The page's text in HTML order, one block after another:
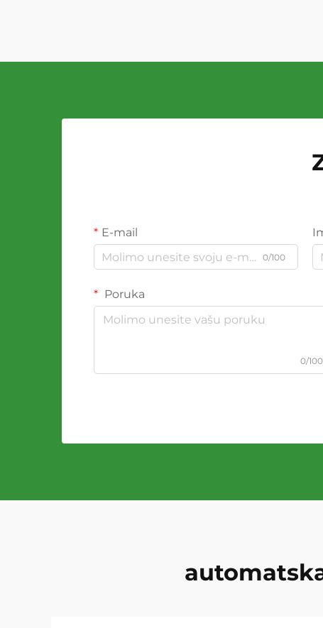
E-mail
0/100
Poruka
0/